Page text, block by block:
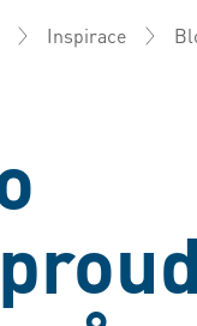
Inspirace